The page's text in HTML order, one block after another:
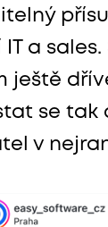
a
ještě
se
v